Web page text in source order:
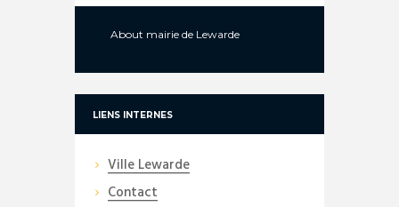
About mairie de Lewarde
LIENS INTERNES
Ville Lewarde
Contact